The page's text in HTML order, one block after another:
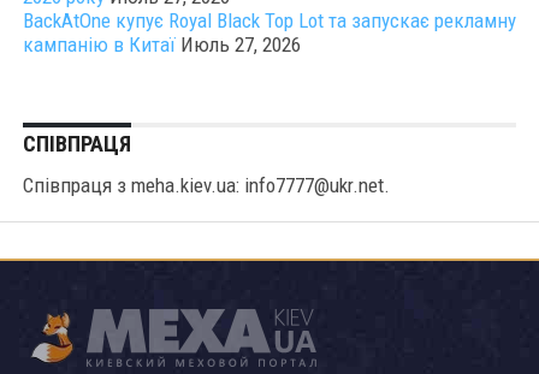
BackAtOne купує Royal Black Top Lot та запускає рекламну
кампанію в Китаї Июль 27, 2026
СПІВПРАЦЯ
Співпраця з meha.kiev.ua: info7777@ukr.net.